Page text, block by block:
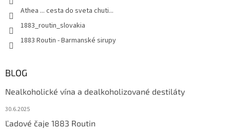
Athea ... cesta do sveta chuti...
1883_routin_slovakia
1883 Routin - Barmanské sirupy
BLOG
Nealkoholické vína a dealkoholizované destiláty
30.6.2025
Ľadové čaje 1883 Routin